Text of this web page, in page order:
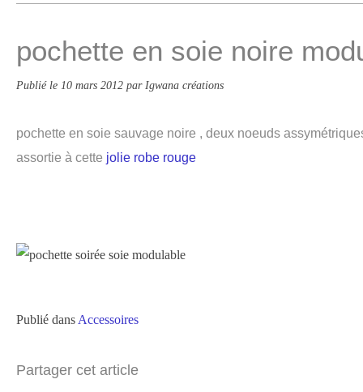
pochette en soie noire
Publié le 10 mars 2012 par Igwana créations
pochette en soie sauvage noire , deux noeuds
assortie à cette jolie robe rouge
Publié dans Accessoires
Partager cet article